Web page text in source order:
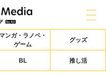
マンガ・ラノベ・
ゲーム
グッズ
BL 推し活